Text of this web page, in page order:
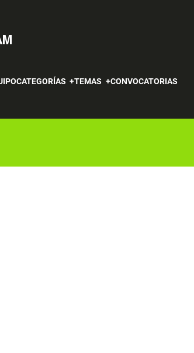
CATEGORÍAS TEMAS CONVOCATORIAS